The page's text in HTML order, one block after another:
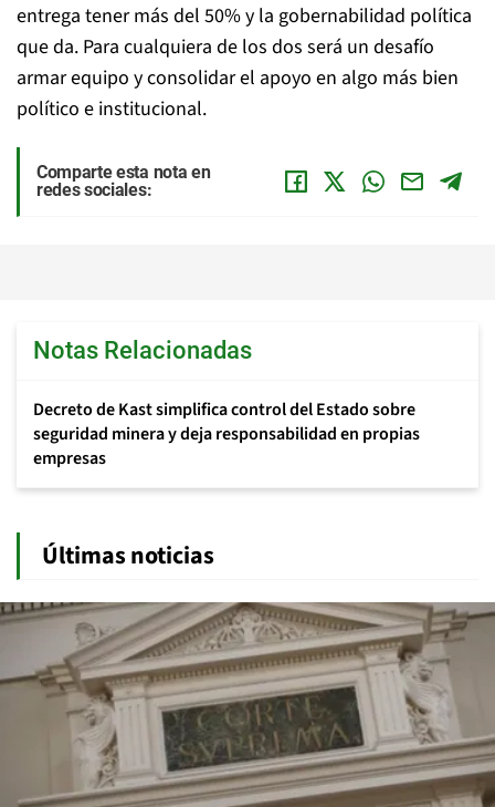
entrega tener más del 50% y la gobernabilidad política
que da. Para cualquiera de los dos será un desafío
armar equipo y consolidar el apoyo en algo más bien
político e institucional.
Comparte esta nota en
redes sociales:
Notas Relacionadas
Decreto de Kast simplifica control del Estado sobre
seguridad minera y deja responsabilidad en propias
empresas
Últimas noticias